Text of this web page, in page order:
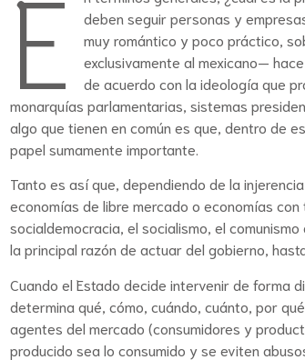
E
deben seguir personas y
muy romántico y poco práctico,
exclusivamente al mexicano—
de acuerdo con la ideología que
monarquías parlamentarias, sistemas
algo que tienen en común es que, dentro de
papel sumamente importante.
Tanto es así que, dependiendo de la
economías de libre mercado o economías
socialdemocracia, el socialismo, el
la principal razón de actuar del gobierno,
Cuando el Estado decide intervenir de forma
determina qué, cómo, cuándo, cuánto, por
agentes del mercado (consumidores y
producido sea lo consumido y se eviten